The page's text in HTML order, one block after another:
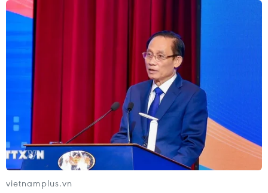
Apple ra sách trắng về bảo vệ quyền riêng
tư trong Safari và iPhone
06/11/2019 22:31
Bước đi này diễn ra trong bối cảnh Apple ngày càng
phát huy các tính năng bảo mật và quyền riêng tư như
một điểm nối bật trong quảng cáo bán hàng.
vietnamplus.vn